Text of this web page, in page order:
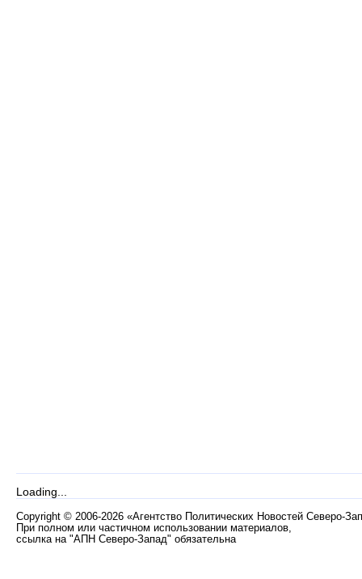
Loading...
Copyright © 2006-2026 «Агентство Политических Новостей Северо-
При полном или частичном использовании материалов,
ссылка на "АПН Северо-Запад" обязательна